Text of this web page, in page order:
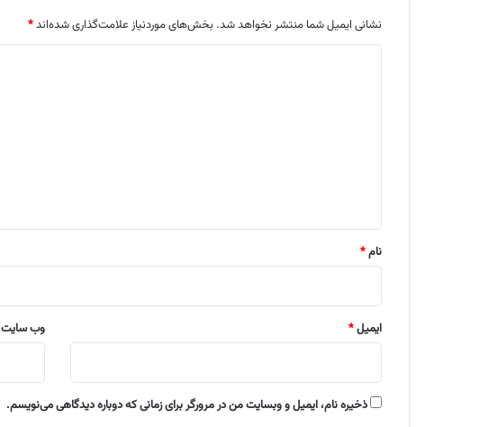
نشانی ایمیل شما منتشر نخواهد شد. بخش‌های موردنیاز علامت‌گذاری شده‌اند*
نام*
ایمیل* وب‌ سایت
ذخیره نام، ایمیل و وبسایت من در مرورگر برای زمانی که دوباره دیدگاهی می‌نویسم.